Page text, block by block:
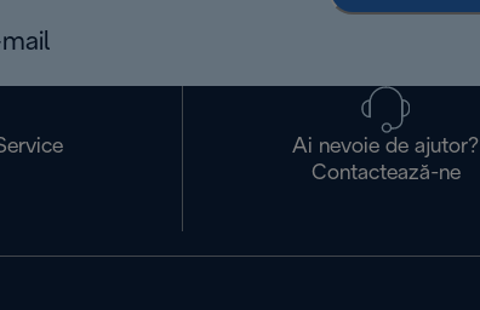
Ai nevoie de ajutor?
Contactează-ne